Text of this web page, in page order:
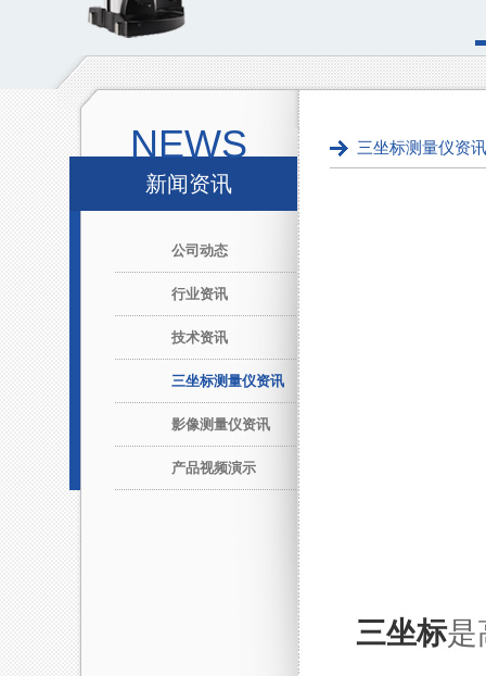
NEWS
新闻资讯
公司动态
行业资讯
技术资讯
三坐标测量仪资讯
影像测量仪资讯
产品视频演示
三坐标测量仪资讯
三坐标是